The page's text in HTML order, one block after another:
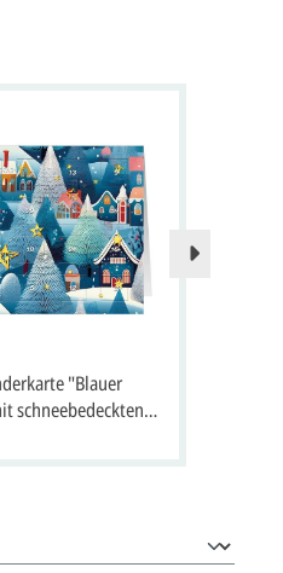
"Blauer
schneebedeckten